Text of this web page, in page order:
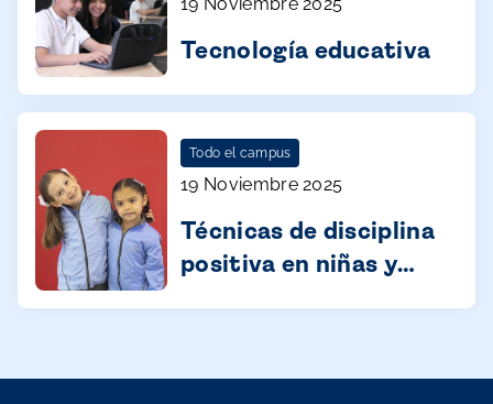
19 Noviembre 2025
Tecnología educativa
Todo el campus
19 Noviembre 2025
Técnicas de disciplina
positiva en niñas y